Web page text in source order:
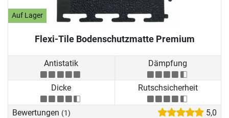
Auf Lager
Flexi-Tile Bodenschutzmatte Premium
Antistatik Dämpfung
Dicke Rutschsicherheit
Bewertungen (1) 5,0